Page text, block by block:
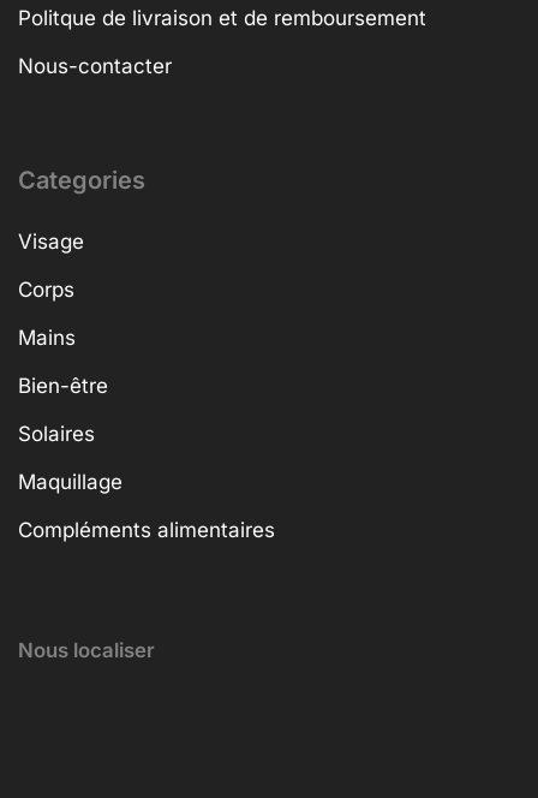
Politque de livraison et de remboursement
Nous-contacter
Categories
Visage
Corps
Mains
Bien-être
Solaires
Maquillage
Compléments alimentaires
Nous localiser